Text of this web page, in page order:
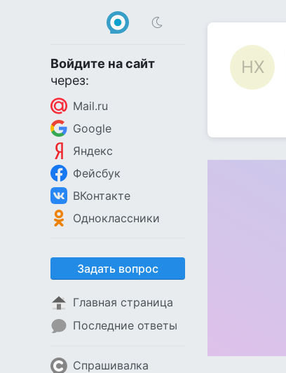
Войдите на сайт
через:
Mail.ru
Google
Яндекс
Фейсбук
ВКонтакте
Одноклассники
Задать вопрос
Главная страница
Последние ответы
Спрашивалка
НХ